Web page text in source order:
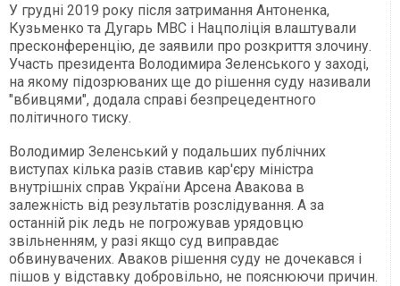
У грудні 2019 року після затримання Антоненка,
Кузьменко та Дугарь МВС і Нацполіція влаштували
пресконференцію, де заявили про розкриття злочину.
Участь президента Володимира Зеленського у заході,
на якому підозрюваних ще до рішення суду називали
"вбивцями", додала справі безпрецедентного
політичного тиску.
Володимир Зеленський у подальших публічних
виступах кілька разів ставив кар'єру міністра
внутрішніх справ України Арсена Авакова в
залежність від результатів розслідування. А за
останній рік ледь не погрожував урядовцю
звільненням, у разі якщо суд виправдає
обвинувачених. Аваков рішення суду не дочекався і
пішов у відставку добровільно, не пояснюючи причин.